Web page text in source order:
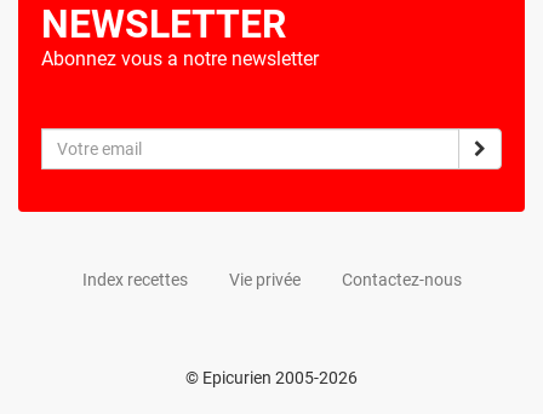
NEWSLETTER
Abonnez vous a notre newsletter
Index recettes Vie privée Contactez-nous
© Epicurien 2005-2026